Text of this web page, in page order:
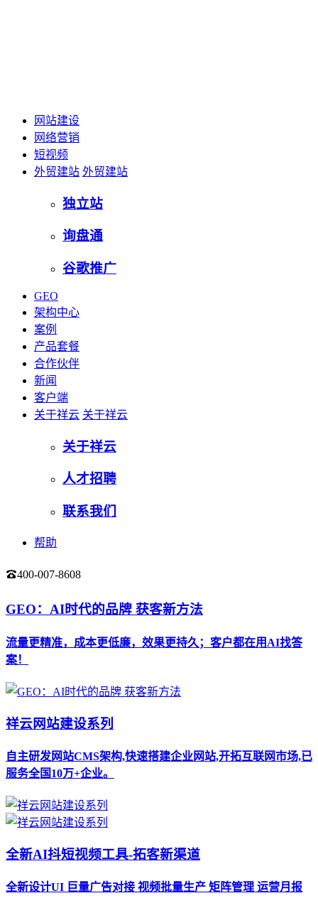
网站建设
网络营销
短视频
外贸建站 外贸建站
独立站
询盘通
谷歌推广
GEO
架构中心
案例
产品套餐
合作伙伴
新闻
客户端
关于祥云 关于祥云
关于祥云
人才招聘
联系我们
帮助
400-007-8608
GEO：AI时代的品牌 获客新方法
流量更精准，成本更低廉，效果更持久；客户都在用AI找答
案！
祥云网站建设系列
自主研发网站CMS架构,快速搭建企业网站,开拓互联网市场,已
服务全国10万+企业。
全新AI抖短视频工具-拓客新渠道
全新设计UI 巨量广告对接 视频批量生产 矩阵管理 运营月报